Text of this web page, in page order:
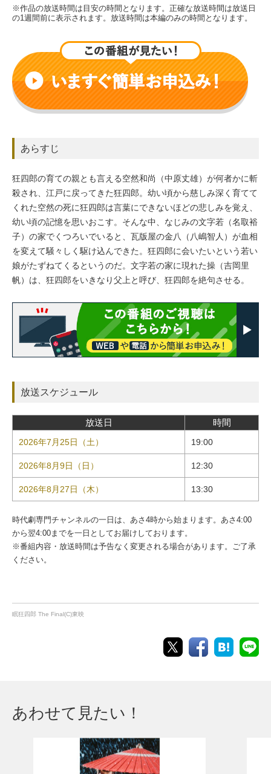
※作品の放送時間は目安の時間となります。正確な放送時間は放送日
の1週間前に表示されます。放送時間は本編のみの時間となります。
あらすじ
狂四郎の育ての親とも言える空然和尚（中原丈雄）が何者かに斬
殺され、江戸に戻ってきた狂四郎。幼い頃から慈しみ深く育てて
くれた空然の死に狂四郎は言葉にできないほどの悲しみを覚え、
幼い頃の記憶を思いおこす。そんな中、なじみの文字若（名取裕
子）の家でくつろいでいると、瓦版屋の金八（八嶋智人）が血相
を変えて騒々しく駆け込んできた。狂四郎に会いたいという若い
娘がたずねてくるというのだ。文字若の家に現れた操（吉岡里
帆）は、狂四郎をいきなり父上と呼び、狂四郎を絶句させる。
放送スケジュール
放送日 時間
2026年7月25日（土） 19:00
2026年8月9日（日） 12:30
2026年8月27日（木） 13:30
時代劇専門チャンネルの一日は、あさ4時から始まります。あさ4:00
から翌4:00までを一日としてお届けしております。
※番組内容・放送時間は予告なく変更される場合があります。ご了承
ください。
眠狂四郎 The Final(C)東映
あわせて見たい！